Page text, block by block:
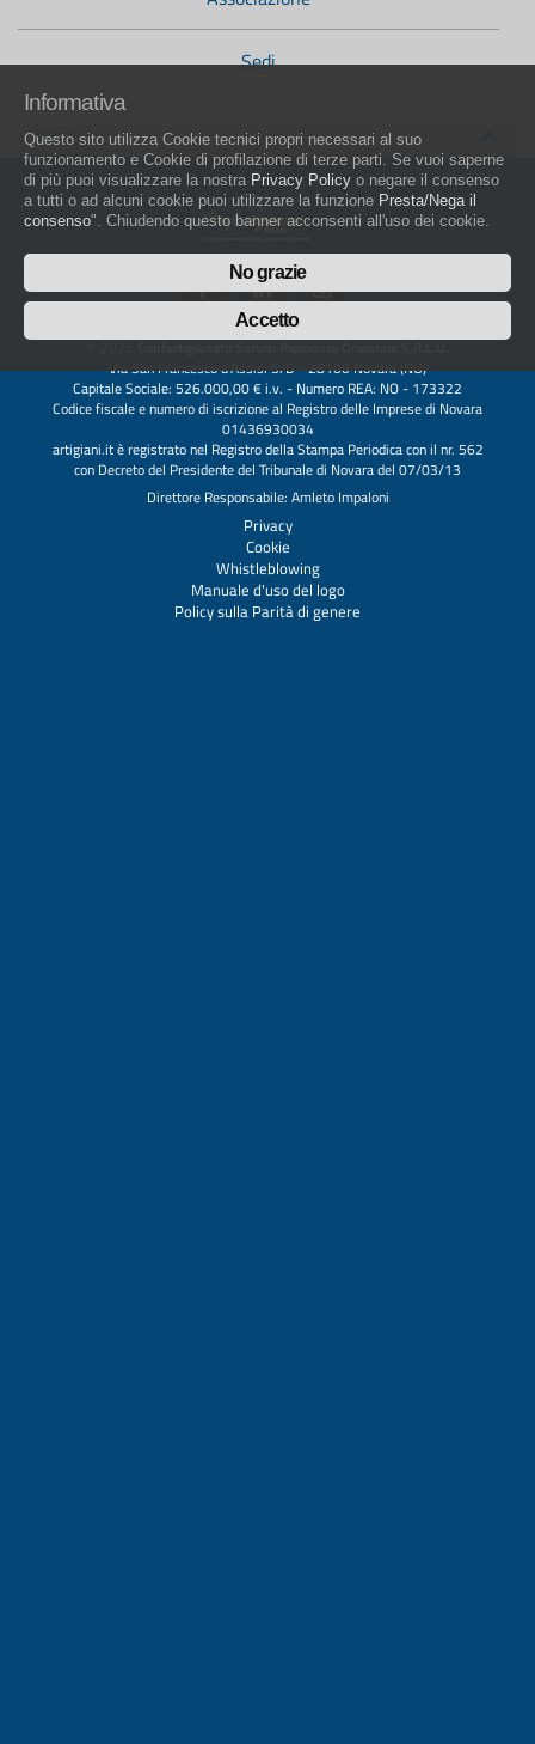
Sedi
Torna su
Via San Francesco d'Assisi 5/D - 28100 Novara (NO)
Capitale Sociale: 526.000,00 € i.v. - Numero REA: NO - 173322
Codice fiscale e numero di iscrizione al Registro delle Imprese di Novara
01436930034
artigiani.it è registrato nel Registro della Stampa Periodica con il nr. 562
con Decreto del Presidente del Tribunale di Novara del 07/03/13
Direttore Responsabile: Amleto Impaloni
Privacy
Cookie
Whistleblowing
Manuale d'uso del logo
Policy sulla Parità di genere
Informativa
Questo sito utilizza Cookie tecnici propri necessari al suo
funzionamento e Cookie di profilazione di terze parti. Se vuoi saperne
di più puoi visualizzare la nostra Privacy Policy o negare il consenso
a tutti o ad alcuni cookie puoi utilizzare la funzione Presta/Nega il
consenso". Chiudendo questo banner acconsenti all'uso dei cookie.
No grazie
Accetto